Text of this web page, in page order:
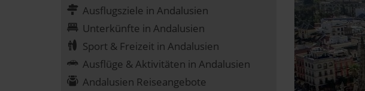
Ausflugsziele in Andalusien
Unterkünfte in Andalusien
Sport & Freizeit in Andalusien
Ausflüge & Aktivitäten in Andalusien
Andalusien Reiseangebote